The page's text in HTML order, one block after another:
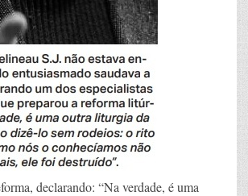
declarando: “Na verdade, é uma